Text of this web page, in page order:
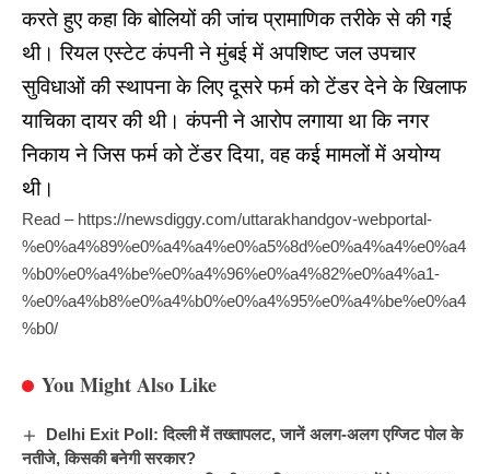
करते हुए कहा कि बोलियों की जांच प्रामाणिक तरीके से की गई
थी। रियल एस्टेट कंपनी ने मुंबई में अपशिष्ट जल उपचार
सुविधाओं की स्थापना के लिए दूसरे फर्म को टेंडर देने के खिलाफ
याचिका दायर की थी। कंपनी ने आरोप लगाया था कि नगर
निकाय ने जिस फर्म को टेंडर दिया, वह कई मामलों में अयोग्य
थी।
Read –https://newsdiggy.com/uttarakhandgov-webportal-
%e0%a4%89%e0%a4%a4%e0%a5%8d%e0%a4%a4%e0%a4
%b0%e0%a4%be%e0%a4%96%e0%a4%82%e0%a4%a1-
%e0%a4%b8%e0%a4%b0%e0%a4%95%e0%a4%be%e0%a4
%b0/
You Might Also Like
Delhi Exit Poll: दिल्ली में तख्तापलट, जानें अलग-अलग एग्जिट पोल के
नतीजे, किसकी बनेगी सरकार?